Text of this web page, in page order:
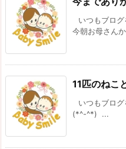
いつもブロ
今朝お母さん
11匹のねこ
いつもブロ
(*^-^*) ...